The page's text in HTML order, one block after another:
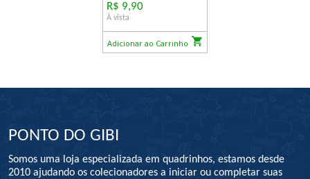
R$ 9,90
À vista
Adicionar ao Carrinho
PONTO DO GIBI
Somos uma loja especializada em quadrinhos, estamos desde
2010 ajudando os colecionadores a iniciar ou completar suas